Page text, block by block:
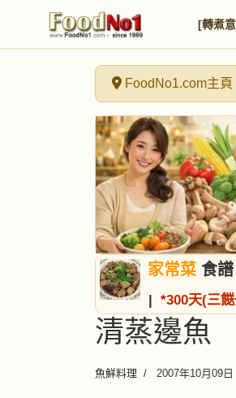
[轉煮
FoodNo1.com主頁
家常菜 食譜
| *300天(三
清蒸邊魚
魚鮮料理 2007年10月09日